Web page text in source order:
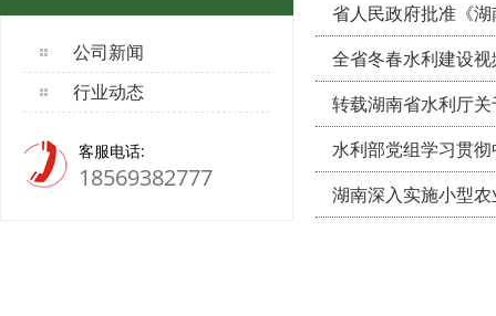
公司新闻
行业动态
客服电话:
18569382777
省人民政府批准《
全省冬春水利建设
转载湖南省水利厅
水利部党组学习贯
湖南深入实施小型